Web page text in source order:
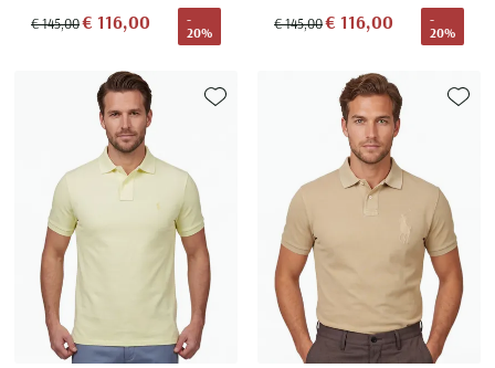
€ 145,00€ 116,00
-
20%
€ 145,00€ 116,00
-
20%
Toevoegen aan favorieten